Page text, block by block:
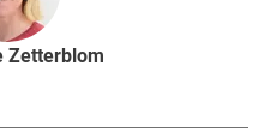
Zetterblom